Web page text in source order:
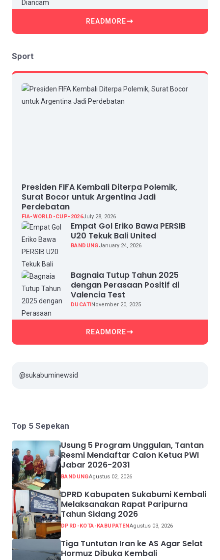
READMORE
Sport
Presiden FIFA Kembali Diterpa Polemik,
Surat Bocor untuk Argentina Jadi
Perdebatan
FIA-WORLD-CUP-2026July 28, 2026
Empat Gol Eriko Bawa PERSIB
U20 Tekuk Bali United
BANDUNGJanuary 24, 2026
Bagnaia Tutup Tahun 2025
dengan Perasaan Positif di
Valencia Test
DUCATI November 20, 2025
READMORE
@sukabuminewsid
Top 5 Sepekan
Usung 5 Program Unggulan, Tantan
Resmi Mendaftar Calon Ketua PWI
Jabar 2026-2031
BANDUNGAgustus 02, 2026
DPRD Kabupaten Sukabumi Kembali
Melaksanakan Rapat Paripurna
Tahun Sidang 2026
DPRD-KOTA-KABUPATEN Agustus 03, 2026
Tiga Tuntutan Iran ke AS Agar Selat
Hormuz Dibuka Kembali